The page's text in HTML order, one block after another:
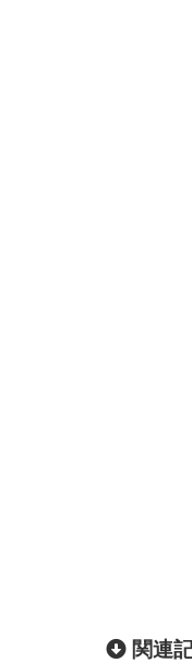
関連